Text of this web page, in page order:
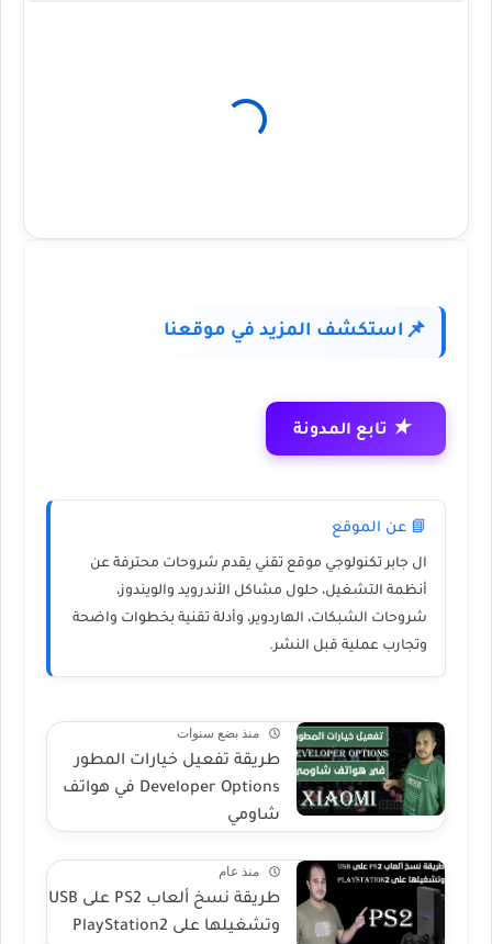
📌 استكشف المزيد في موقعنا
★ تابع المدونة
📘 عن الموقع
ال جابر تكنولوجي موقع تقني يقدم شروحات محترفة عن
أنظمة التشغيل، حلول مشاكل الأندرويد والويندوز،
شروحات الشبكات، الهاردوير، وأدلة تقنية بخطوات واضحة
وتجارب عملية قبل النشر.
منذ بضع سنوات
طريقة تفعيل خيارات المطور
Developer Options في هواتف
شاومي
منذ عام
طريقة نسخ ألعاب PS2 على USB
وتشغيلها على PlayStation2